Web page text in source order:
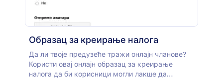
да се уверите да запослени буду поштено
плаћени за свој рад — без потребе за слаљем
имејлова или телефонским позивима.
Образац за креирање налога
Да ли твоје предузеће тражи онлајн чланове?
Користи овај онлајн образац за креирање
налога да би корисници могли лакше да